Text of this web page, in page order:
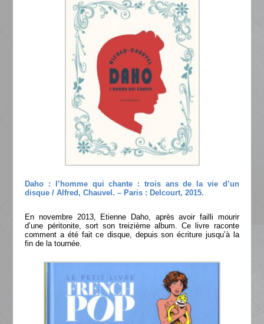
Daho : l’homme qui chante : trois ans de la vie d’un
disque / Alfred, Chauvel. – Paris : Delcourt, 2015.
En novembre 2013, Etienne Daho, après avoir failli mourir
d’une péritonite, sort son treizième album. Ce livre raconte
comment a été fait ce disque, depuis son écriture jusqu’à la
fin de la tournée.